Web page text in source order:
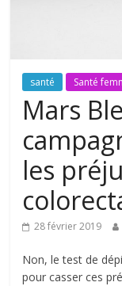
santé Santé
Mars
les
28 février 2019
Non, le test de
pour casser ces